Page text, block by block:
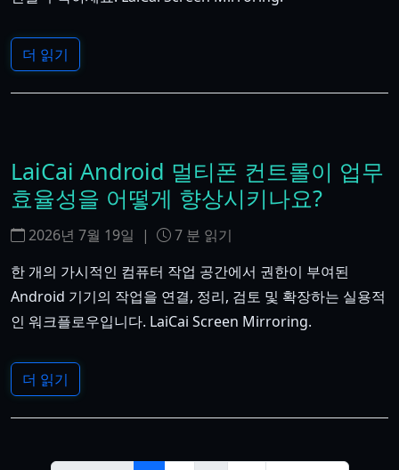
더 읽기
LaiCai Android 멀티폰 컨트롤이 업무
효율성을 어떻게 향상시키나요?
2026년 7월 19일 | 7 분 읽기
한 개의 가시적인 컴퓨터 작업 공간에서 권한이 부여된
Android 기기의 작업을 연결, 정리, 검토 및 확장하는 실용적
인 워크플로우입니다. LaiCai Screen Mirroring.
더 읽기